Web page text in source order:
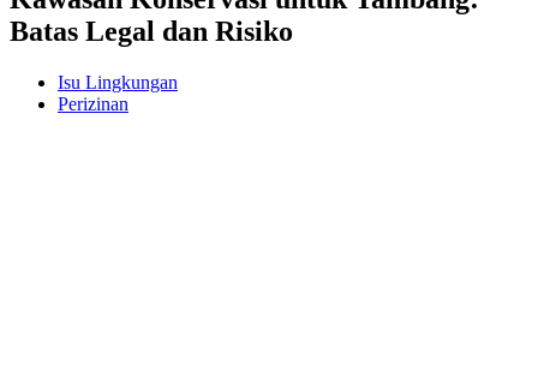
Batas Legal dan Risiko
Isu Lingkungan
Perizinan